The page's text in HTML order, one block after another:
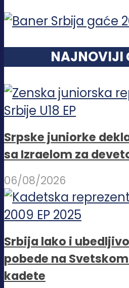
NAJNOVIJI
Srpske juniorke
sa Izraelom za
06/08/2026
Srbija lako i
pobede na
kadete